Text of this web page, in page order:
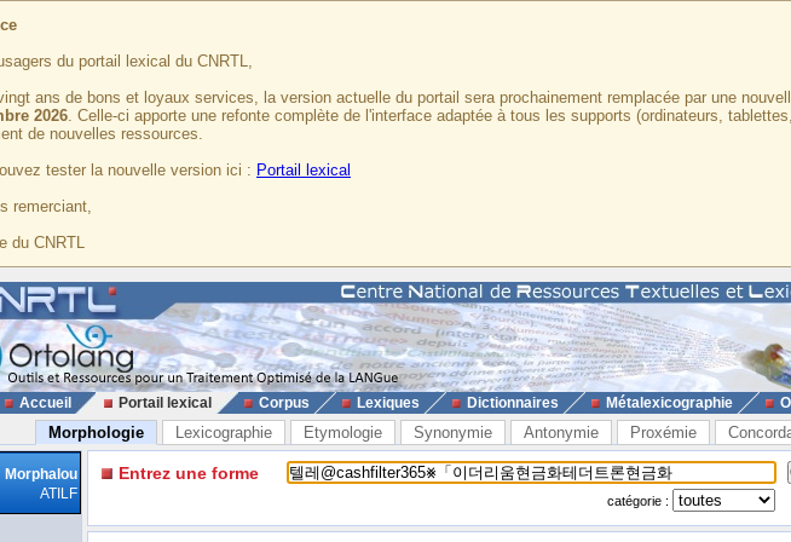
du portail lexical du CNRTL,
ans de bons et loyaux services, la version actuelle du portail sera prochainement remplacée par une
2026. Celle-ci apporte une refonte complète de l'interface adaptée à tous les supports (ordinateurs,
de nouvelles ressources.
tester la nouvelle version ici : Portail lexical
remerciant,
du CNRTL
Accueil Portail lexical Corpus Lexiques Dictionnaires Métalexicographie
Morphologie Lexicographie Etymologie Synonymie Antonymie Proxémie
Morphalou
ATILF
Entrez une forme
catégorie :